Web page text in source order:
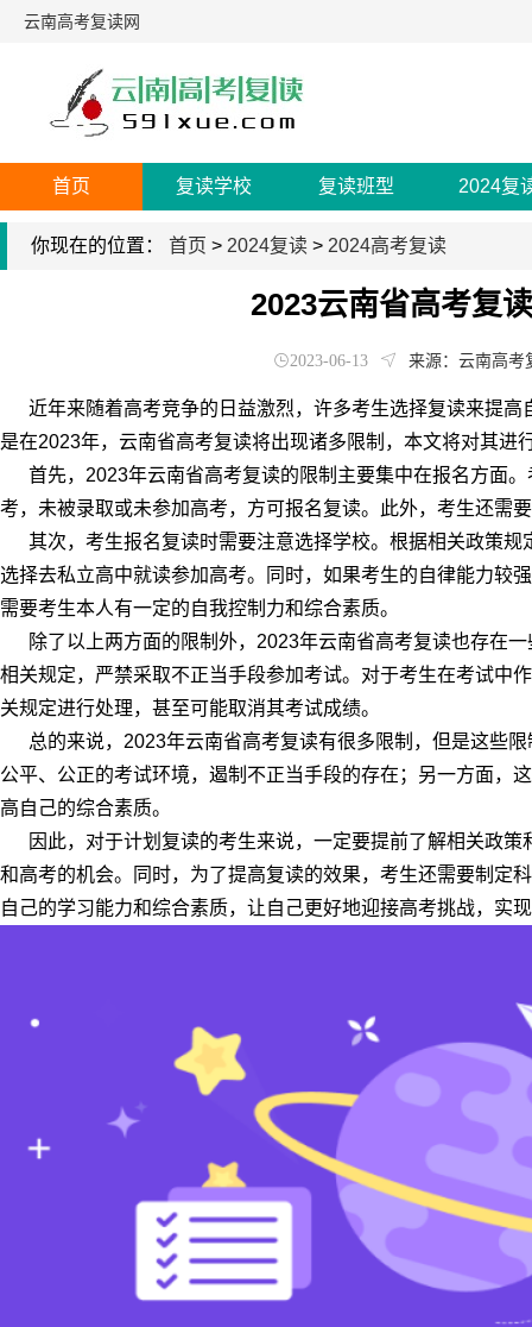
云南高考复读网
首页 复读学校 复读班型 2024复
你现在的位置： 首页 > 2024复读 > 2024高考复读
2023云南省高考复
2023-06-13 来源：云南高考
近年来随着高考竞争的日益激烈，许多考生选择复读来提高
是在2023年，云南省高考复读将出现诸多限制，本文将对其进
首先，2023年云南省高考复读的限制主要集中在报名方面。
考，未被录取或未参加高考，方可报名复读。此外，考生还需
其次，考生报名复读时需要注意选择学校。根据相关政策规
选择去私立高中就读参加高考。同时，如果考生的自律能力较
需要考生本人有一定的自我控制力和综合素质。
除了以上两方面的限制外，2023年云南省高考复读也存在一
相关规定，严禁采取不正当手段参加考试。对于考生在考试中
关规定进行处理，甚至可能取消其考试成绩。
总的来说，2023年云南省高考复读有很多限制，但是这些限
公平、公正的考试环境，遏制不正当手段的存在；另一方面，
高自己的综合素质。
因此，对于计划复读的考生来说，一定要提前了解相关政策
和高考的机会。同时，为了提高复读的效果，考生还需要制定
自己的学习能力和综合素质，让自己更好地迎接高考挑战，实